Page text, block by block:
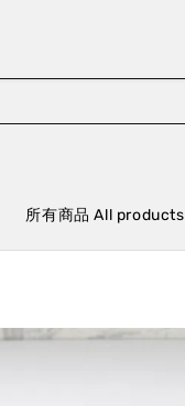
所有商品 All products